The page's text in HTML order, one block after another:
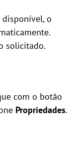
disponível, o
solicitado.
com o botão
Propriedades.